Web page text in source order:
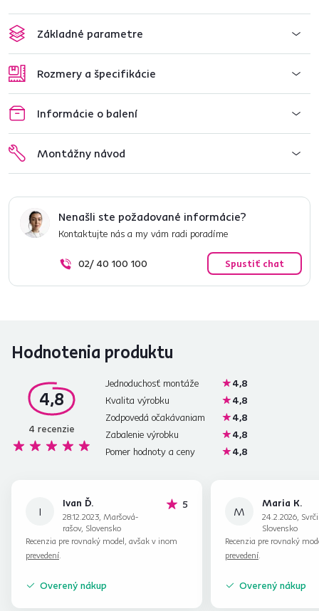
Základné parametre
Rozmery a špecifikácie
Informácie o balení
Montážny návod
Nenašli ste požadované informácie?
Kontaktujte nás a my vám radi poradíme
02/ 40 100 100 Spustiť chat
Hodnotenia produktu
4,8
4 recenzie
Jednoduchosť montáže
4,8
Kvalita výrobku
4,8
Zodpovedá očakávaniam
4,8
Zabalenie výrobku
4,8
Pomer hodnoty a ceny
4,8
I
Ivan Ď.
28.12.2023, Maršová-
rašov, Slovensko
5hviezdičiek
Recenzia pre rovnaký model, avšak v inom
prevedení.
Overený nákup
M
Maria K.
24.2.2026,
Slovensko
Recenzia pre rovnaký
prevedení.
Overený nákup